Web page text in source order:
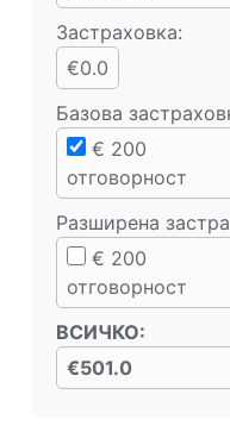
Застраховка:
€0.0
Базова
€ 200
отговорност
Разширена
€ 200
отговорност
ВСИЧКО:
€501.0